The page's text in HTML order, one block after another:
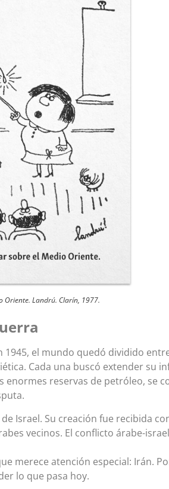
Oriente. Landrú. Clarín, 1977.
1945, el mundo quedó dividido
Cada una buscó extender su
enormes reservas de petróleo, se
Israel. Su creación fue recibida
vecinos. El conflicto árabe-
merece atención especial: Irán.
lo que pasa hoy.